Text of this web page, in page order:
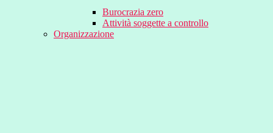
Burocrazia zero
Attività soggette a controllo
Organizzazione